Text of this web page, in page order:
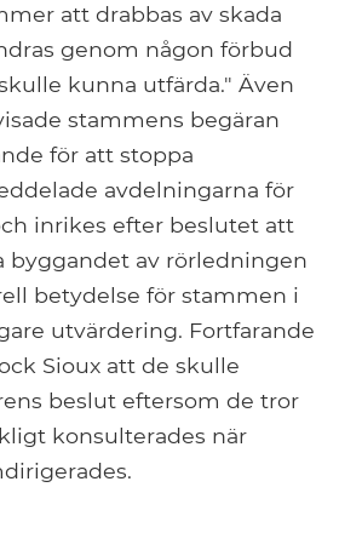
att drabbas av skada
genom någon förbud
kunna utfärda." Även
stammens begäran
för att stoppa
avdelningarna för
inrikes efter beslutet att
byggandet av rörledningen
betydelse för stammen i
utvärdering. Fortfarande
Sioux att de skulle
beslut eftersom de tror
konsulterades när